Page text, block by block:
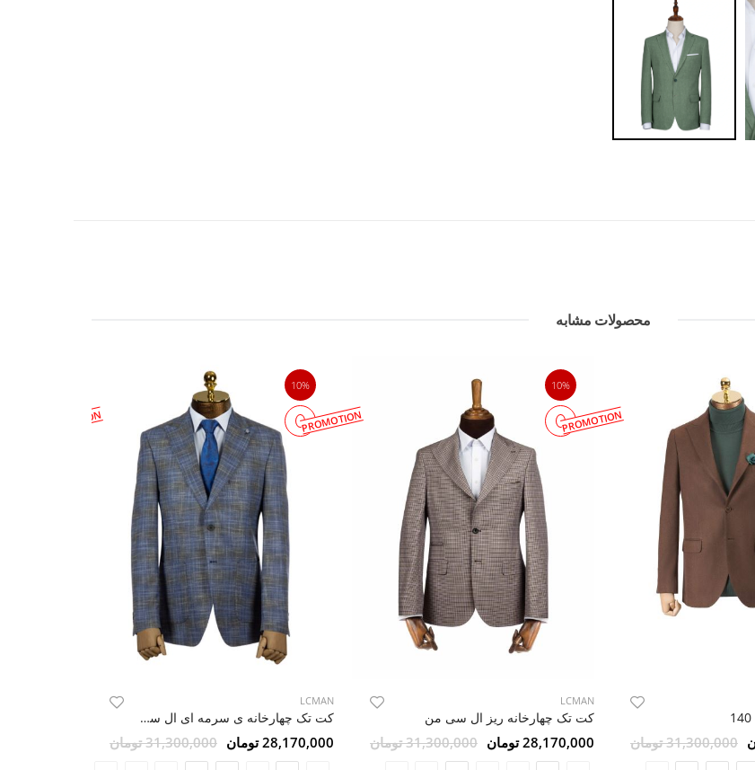
محصولات مشابه
31,300,000 تومان
10%
PROMOTION
LCMAN
کت تک چهارخانه ریز ال سی من
28,170,000 تومان 31,300,000 تومان
10%
PROMOTION
LCMAN
کت تک چهارخانه ی سرمه ای ال سی من 2
28,170,000 تومان 31,300,000 تومان
PROMOTION